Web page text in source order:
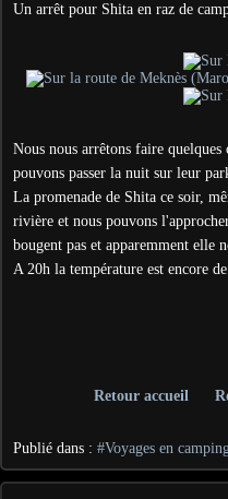
Un arrêt pour Shita en raz de
Nous nous arrêtons faire
pouvons passer la nuit sur leur
La promenade de Shita ce soir,
rivière et nous pouvons
bougent pas et apparemment elle
A 20h la température est encore
Retour accueil
Publié dans : #Voyages en